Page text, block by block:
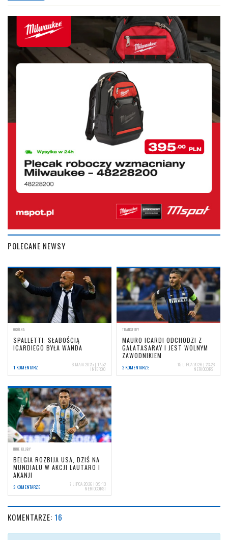
POLECANE NEWSY
OGÓLNA
SPALLETTI: SŁABOŚCIĄ
ICARDIEGO BYŁA WANDA
1 KOMENTARZ 6 MAJA 2025 | 17:52
INTER00
TRANSFERY
MAURO ICARDI ODCHODZI Z
GALATASARAY I JEST WOLNYM
ZAWODNIKIEM
2 KOMENTARZE 15 LIPCA 2026 | 23:26
NERIOCORSI
INNE KLUBY
BELGIA ROZBIJA USA, DZIŚ NA
MUNDIALU W AKCJI LAUTARO I
AKANJI
3 KOMENTARZE 7 LIPCA 2026 | 09:13
NERIOCORSI
KOMENTARZE: 16